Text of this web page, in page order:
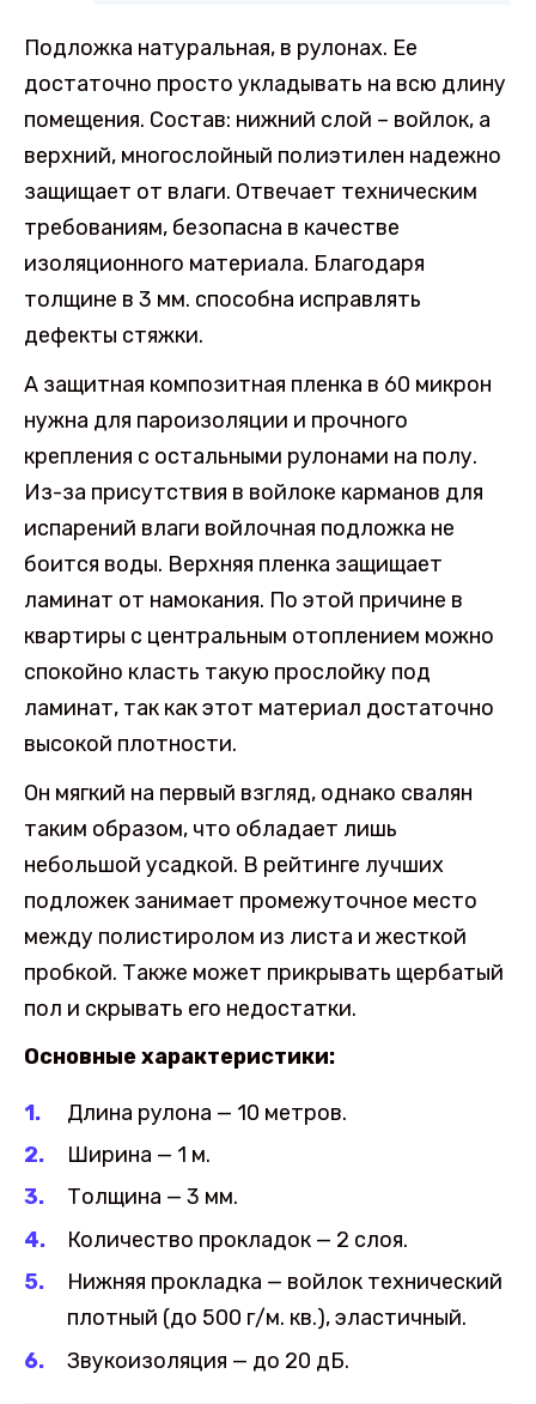
Подложка натуральная, в рулонах. Ее
достаточно просто укладывать на всю длину
помещения. Состав: нижний слой – войлок, а
верхний, многослойный полиэтилен надежно
защищает от влаги. Отвечает техническим
требованиям, безопасна в качестве
изоляционного материала. Благодаря
толщине в 3 мм. способна исправлять
дефекты стяжки.
А защитная композитная пленка в 60 микрон
нужна для пароизоляции и прочного
крепления с остальными рулонами на полу.
Из-за присутствия в войлоке карманов для
испарений влаги войлочная подложка не
боится воды. Верхняя пленка защищает
ламинат от намокания. По этой причине в
квартиры с центральным отоплением можно
спокойно класть такую прослойку под
ламинат, так как этот материал достаточно
высокой плотности.
Он мягкий на первый взгляд, однако свалян
таким образом, что обладает лишь
небольшой усадкой. В рейтинге лучших
подложек занимает промежуточное место
между полистиролом из листа и жесткой
пробкой. Также может прикрывать щербатый
пол и скрывать его недостатки.
Основные характеристики:
Длина рулона — 10 метров.
Ширина — 1 м.
Толщина — 3 мм.
Количество прокладок — 2 слоя.
Нижняя прокладка — войлок технический
плотный (до 500 г/м. кв.), эластичный.
Звукоизоляция — до 20 дБ.